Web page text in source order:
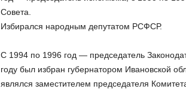
Совета.
Избирался народным депутатом РСФСР.
С 1994 по 1996 год — председатель
году был избран губернатором Ивановской
являлся заместителем председателя